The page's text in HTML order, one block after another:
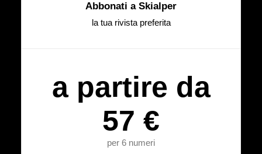
Abbonati a Skialper
la tua rivista preferita
a partire da
57 €
per 6 numeri